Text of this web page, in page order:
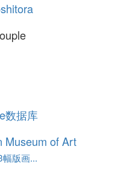
数据库
Museum of Art
版画...